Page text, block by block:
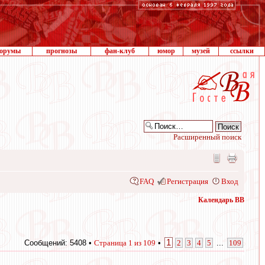
прогнозы фан-клуб юмор музей ссылки
Расширенный поиск
FAQ Регистрация Вход
Календарь ВВ
Сообщений: 5408 • Страница 1 из 109 • 1 2 3 4 5 109